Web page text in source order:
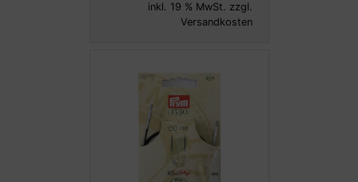
inkl. 19 % MwSt. zzgl.
Versandkosten